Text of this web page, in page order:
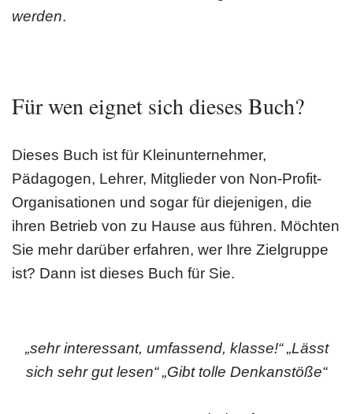
werden.
Für wen eignet sich dieses Buch?
Dieses Buch ist für Kleinunternehmer,
Pädagogen, Lehrer, Mitglieder von Non-Profit-
Organisationen und sogar für diejenigen, die
ihren Betrieb von zu Hause aus führen. Möchten
Sie mehr darüber erfahren, wer Ihre Zielgruppe
ist? Dann ist dieses Buch für Sie.
„sehr interessant, umfassend, klasse!“ „Lässt
sich sehr gut lesen“ „Gibt tolle Denkanstöße“